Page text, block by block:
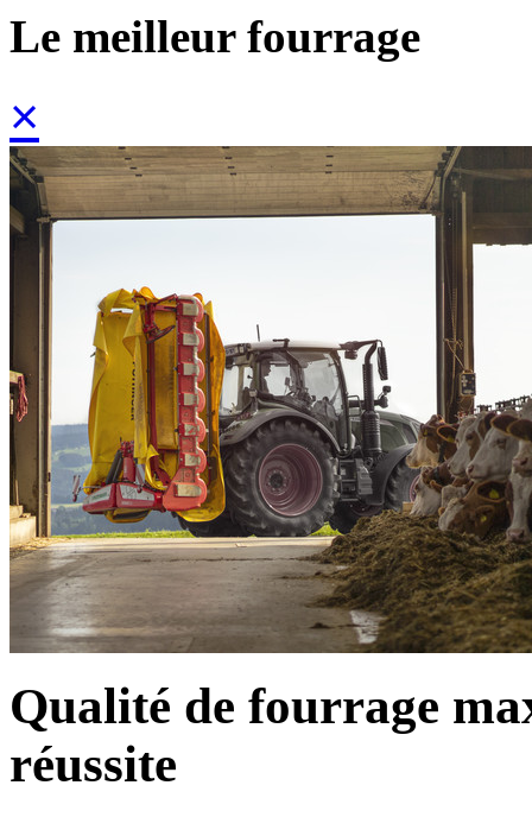
Le meilleur fourrage
×
Qualité de fourrage
réussite